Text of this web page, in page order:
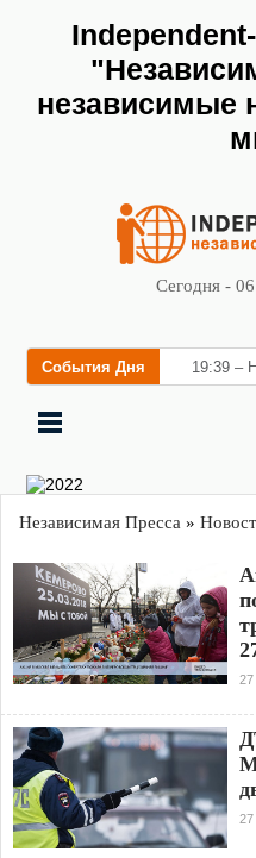
независимые
Сегодня -
События Дня 19:39 –
Независимая Пресса »
27
27